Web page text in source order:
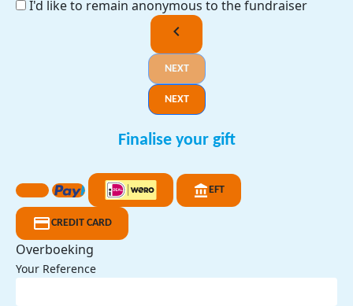
I'd like to remain anonymous to the fundraiser
chevron_left
NEXT
NEXT
Finalise your gift
EFT
CREDIT CARD
Overboeking
Your Reference